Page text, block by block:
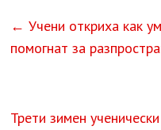
← Учени откриха как
помогнат за
Трети зимен